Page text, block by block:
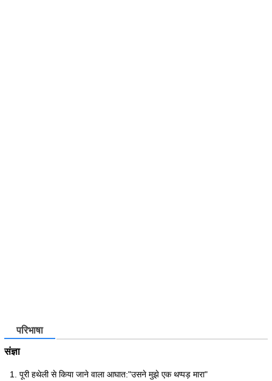
परिभाषा
संज्ञा
पूरी हथेली से किया जाने वाला आघात:"उसने मुझे एक थप्पड़ मारा"